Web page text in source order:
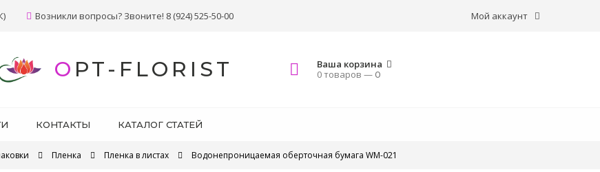
Мой аккаунт
Возникли вопросы? Звоните! 8 (924) 525-50-00
OPT-FLORIST
Ваша корзина
0 товаров —0
КОНТАКТЫ КАТАЛОГ СТАТЕЙ
Пленка Пленка в листах Водонепроницаемая оберточная бумага WM-021